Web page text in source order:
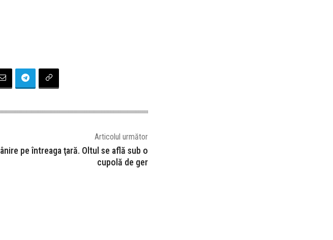
Articolul următor
pe întreaga ţară. Oltul se află sub o
cupolă de ger